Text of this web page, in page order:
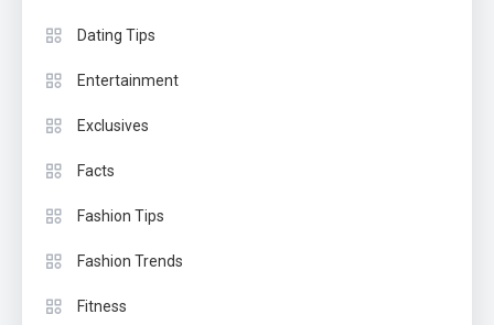
Dating Tips
Entertainment
Exclusives
Facts
Fashion Tips
Fashion Trends
Fitness